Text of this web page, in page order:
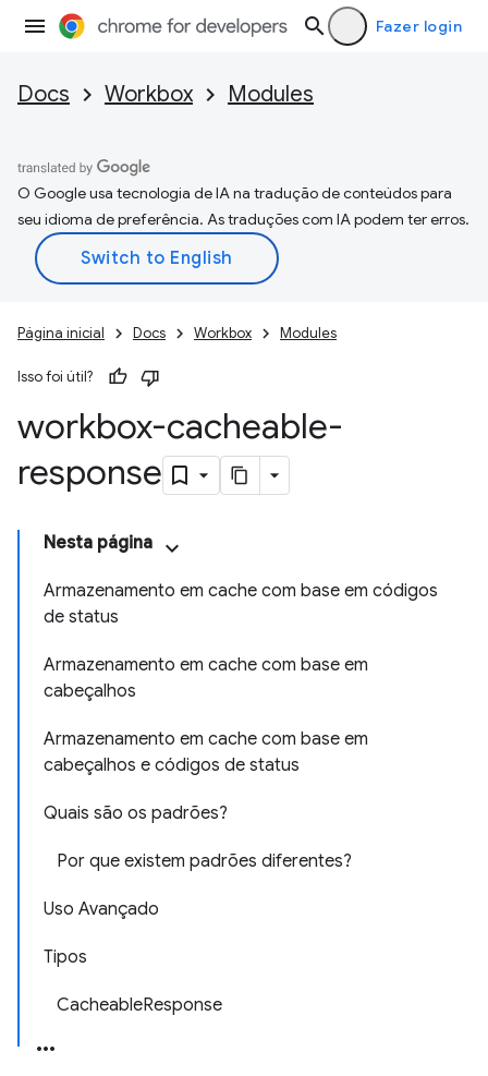
Fazer login
Docs Workbox Modules
O Google usa tecnologia de IA na tradução de conteúdos para
seu idioma de preferência. As traduções com IA podem ter erros.
Página inicial Docs Workbox Modules
Isso foi útil?
workbox-cacheable-
response
Nesta página
Armazenamento em cache com base em códigos
de status
Armazenamento em cache com base em
cabeçalhos
Armazenamento em cache com base em
cabeçalhos e códigos de status
Quais são os padrões?
Por que existem padrões diferentes?
Uso Avançado
Tipos
CacheableResponse